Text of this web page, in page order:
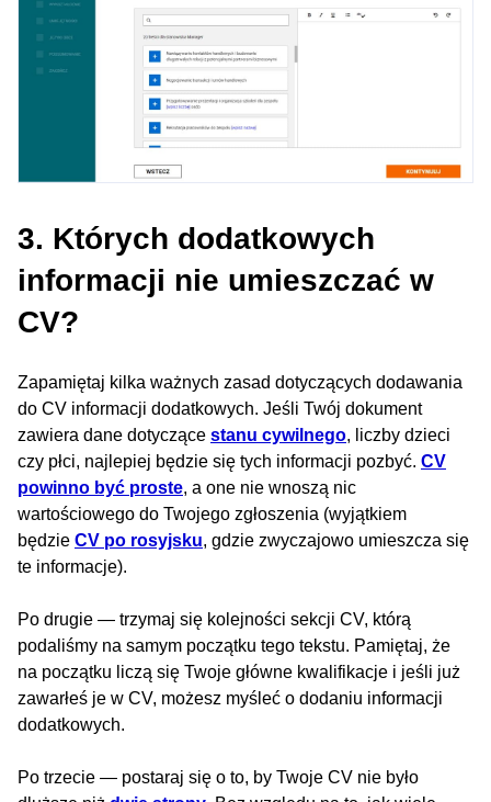
3. Których dodatkowych
informacji nie umieszczać w
CV?
Zapamiętaj kilka ważnych zasad dotyczących dodawania
do CV informacji dodatkowych. Jeśli Twój dokument
zawiera dane dotyczące stanu cywilnego, liczby dzieci
czy płci, najlepiej będzie się tych informacji pozbyć. CV
powinno być proste, a one nie wnoszą nic
wartościowego do Twojego zgłoszenia (wyjątkiem
będzie CV po rosyjsku, gdzie zwyczajowo umieszcza się
te informacje).
Po drugie — trzymaj się kolejności sekcji CV, którą
podaliśmy na samym początku tego tekstu. Pamiętaj, że
na początku liczą się Twoje główne kwalifikacje i jeśli już
zawarłeś je w CV, możesz myśleć o dodaniu informacji
dodatkowych.
Po trzecie — postaraj się o to, by Twoje CV nie było